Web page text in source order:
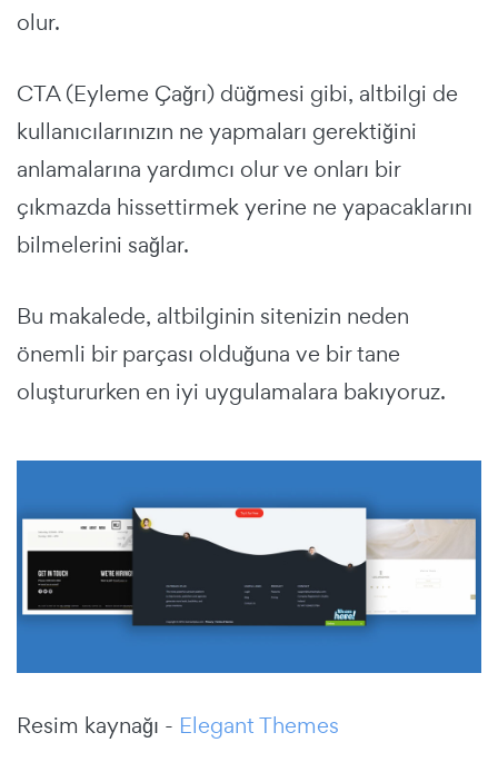
olur.
CTA (Eyleme Çağrı) düğmesi gibi, altbilgi de
kullanıcılarınızın ne yapmaları gerektiğini
anlamalarına yardımcı olur ve onları bir
çıkmazda hissettirmek yerine ne yapacaklarını
bilmelerini sağlar.
Bu makalede, altbilginin sitenizin neden
önemli bir parçası olduğuna ve bir tane
oluştururken en iyi uygulamalara bakıyoruz.
Resim kaynağı - Elegant Themes